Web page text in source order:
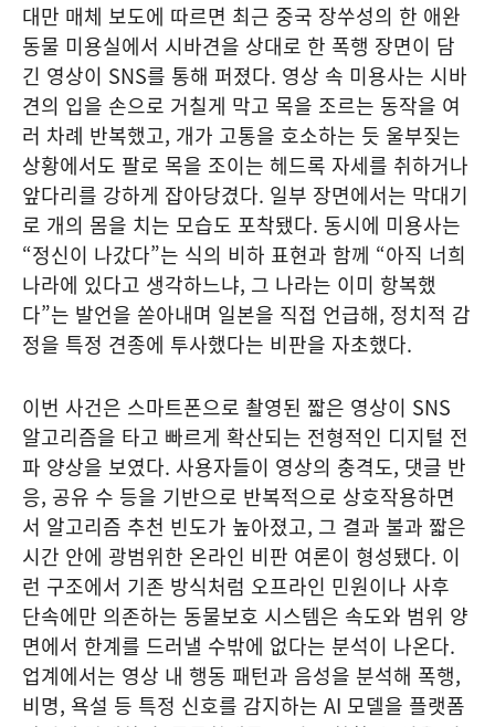
대만 매체 보도에 따르면 최근 중국 장쑤성의 한 애완
동물 미용실에서 시바견을 상대로 한 폭행 장면이 담
긴 영상이 SNS를 통해 퍼졌다. 영상 속 미용사는 시바
견의 입을 손으로 거칠게 막고 목을 조르는 동작을 여
러 차례 반복했고, 개가 고통을 호소하는 듯 울부짖는
상황에서도 팔로 목을 조이는 헤드록 자세를 취하거나
앞다리를 강하게 잡아당겼다. 일부 장면에서는 막대기
로 개의 몸을 치는 모습도 포착됐다. 동시에 미용사는
“정신이 나갔다”는 식의 비하 표현과 함께 “아직 너희
나라에 있다고 생각하느냐, 그 나라는 이미 항복했
다”는 발언을 쏟아내며 일본을 직접 언급해, 정치적 감
정을 특정 견종에 투사했다는 비판을 자초했다.
이번 사건은 스마트폰으로 촬영된 짧은 영상이 SNS
알고리즘을 타고 빠르게 확산되는 전형적인 디지털 전
파 양상을 보였다. 사용자들이 영상의 충격도, 댓글 반
응, 공유 수 등을 기반으로 반복적으로 상호작용하면
서 알고리즘 추천 빈도가 높아졌고, 그 결과 불과 짧은
시간 안에 광범위한 온라인 비판 여론이 형성됐다. 이
런 구조에서 기존 방식처럼 오프라인 민원이나 사후
단속에만 의존하는 동물보호 시스템은 속도와 범위 양
면에서 한계를 드러낼 수밖에 없다는 분석이 나온다.
업계에서는 영상 내 행동 패턴과 음성을 분석해 폭행,
비명, 욕설 등 특정 신호를 감지하는 AI 모델을 플랫폼